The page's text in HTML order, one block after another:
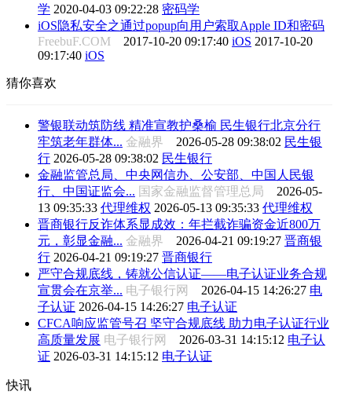
学 2020-04-03 09:22:28 密码学
iOS隐私安全之通过popup向用户索取Apple ID和密码
FreebuF.COM 2017-10-20 09:17:40 iOS 2017-10-20
09:17:40 iOS
猜你喜欢
警银联动筑防线 精准宣教护桑榆 民生银行北京分行
牢筑老年群体... 金融界 2026-05-28 09:38:02 民生银
行 2026-05-28 09:38:02 民生银行
金融监管总局、中央网信办、公安部、中国人民银
行、中国证监会... 国家金融监督管理总局 2026-05-
13 09:35:33 代理维权 2026-05-13 09:35:33 代理维权
晋商银行反诈体系显成效：年拦截诈骗资金近800万
元，彰显金融... 金融界 2026-04-21 09:19:27 晋商银
行 2026-04-21 09:19:27 晋商银行
严守合规底线，铸就公信认证——电子认证业务合规
宣贯会在京举... 电子银行网 2026-04-15 14:26:27 电
子认证 2026-04-15 14:26:27 电子认证
CFCA响应监管号召 坚守合规底线 助力电子认证行业
高质量发展 电子银行网 2026-03-31 14:15:12 电子认
证 2026-03-31 14:15:12 电子认证
快讯